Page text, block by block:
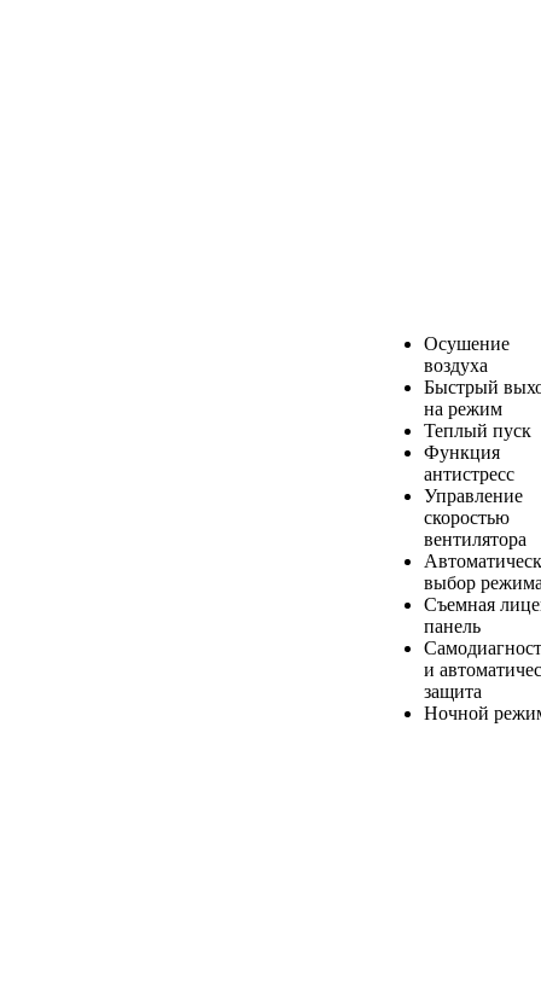
Осушение
воздуха
Быстрый
на режим
Теплый пуск
Функция
антистресс
Управление
скоростью
вентилятора
выбор
Съемная
панель
и
защита
Ночной